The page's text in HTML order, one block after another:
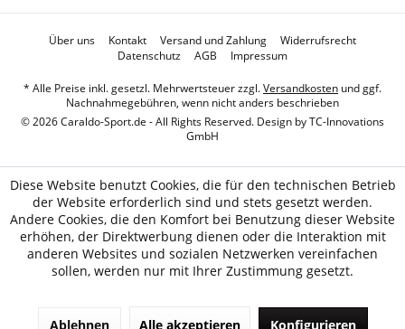
Über uns Kontakt Versand und Zahlung
Widerrufsrecht
Datenschutz
AGB Impressum
* Alle Preise inkl. gesetzl. Mehrwertsteuer zzgl.Versandkosten und ggf.
Nachnahmegebühren, wenn nicht anders beschrieben
© 2026 Caraldo-Sport.de - All Rights Reserved. Design byTC-Innovations
GmbH
Diese Website benutzt Cookies, die für den technischen Betrieb
der Website erforderlich sind und stets gesetzt werden.
Andere Cookies, die den Komfort bei Benutzung dieser Website
erhöhen, der Direktwerbung dienen oder die Interaktion mit
anderen Websites und sozialen Netzwerken vereinfachen
sollen, werden nur mit Ihrer Zustimmung gesetzt.
Ablehnen Alle akzeptieren Konfigurieren